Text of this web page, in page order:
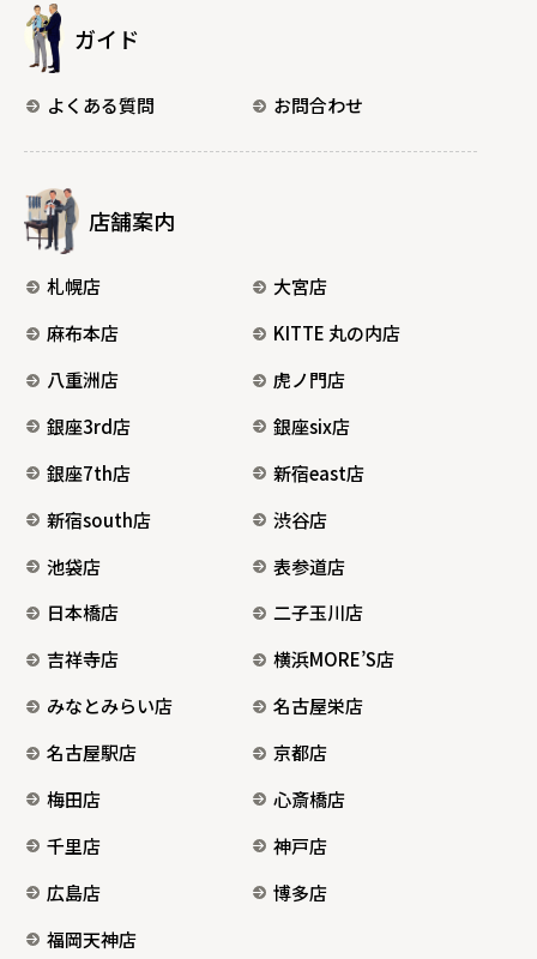
ガイド
よくある質問 お問合わせ
店舗案内
札幌店
大宮店
麻布本店
KITTE 丸の内店
八重洲店
虎ノ門店
銀座3rd店
銀座six店
銀座7th店
新宿east店
新宿south店
渋谷店
池袋店
表参道店
日本橋店
二子玉川店
吉祥寺店
横浜MORE’S店
みなとみらい店
名古屋栄店
名古屋駅店
京都店
梅田店
心斎橋店
千里店
神戸店
広島店
博多店
福岡天神店